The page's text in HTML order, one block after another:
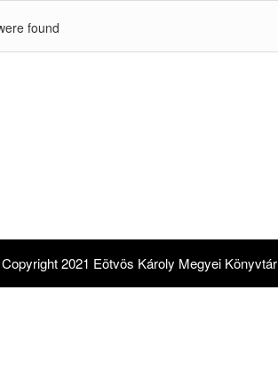
found
2021 Eötvös Károly Megyei Könyvtár